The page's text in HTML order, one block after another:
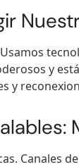
y
y
Canales